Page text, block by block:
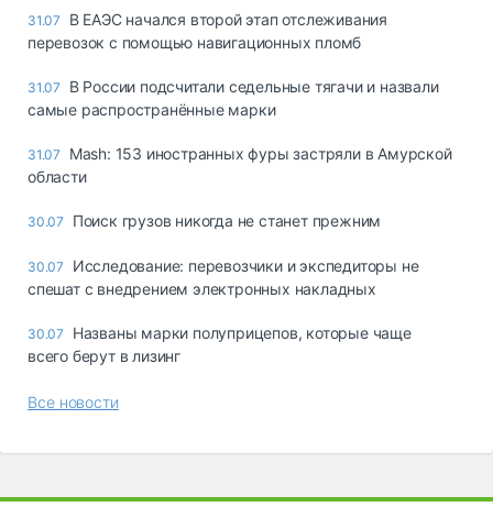
31.07
В ЕАЭС начался второй этап отслеживания
перевозок с помощью навигационных пломб
31.07
В России подсчитали седельные тягачи и назвали
самые распространённые марки
31.07
Mash: 153 иностранных фуры застряли в Амурской
области
30.07 Поиск грузов никогда не станет прежним
30.07
Исследование: перевозчики и экспедиторы не
спешат с внедрением электронных накладных
30.07
Названы марки полуприцепов, которые чаще
всего берут в лизинг
Все новости